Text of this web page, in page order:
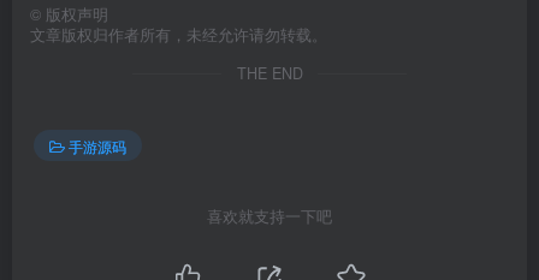
© 版权声明
文章版权归作者所有，未经允许请勿转载。
THE END
手游源码
喜欢就支持一下吧